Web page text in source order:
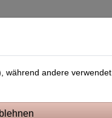
während andere verwendet